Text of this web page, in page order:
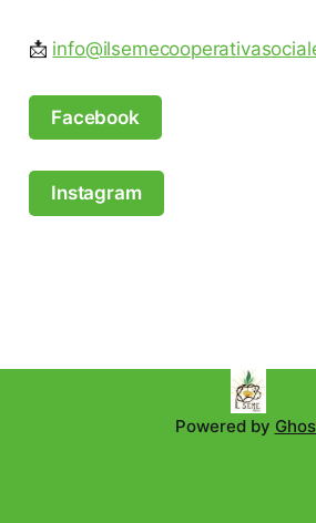
📩
Facebook
Instagram
Powered by